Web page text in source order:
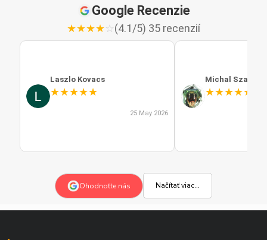
Google Recenzie
★★★★☆(4.1/5) 35 recenzií
Laszlo Kovacs
★★★★★
25 May 2026
Michal Szabo
★★★★★
Ohodnoťte nás Načítať viac...